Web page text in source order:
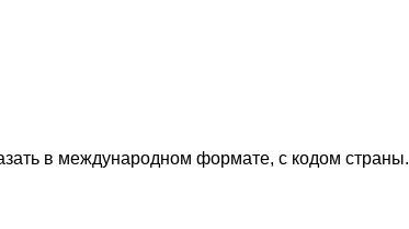
в международном формате, с кодом страны.